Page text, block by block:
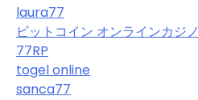
laura77
ビットコイン オンラインカジノ
77RP
togel online
sanca77